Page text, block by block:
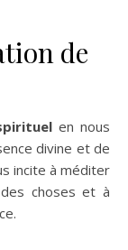
de
en nous
divine et de
incite à méditer
choses et à